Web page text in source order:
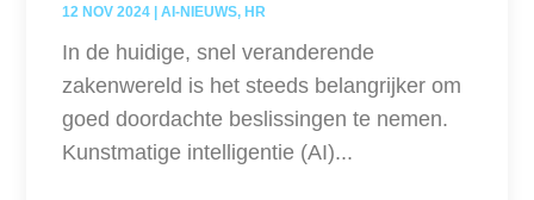
12 NOV 2024 |AI-NIEUWS,HR
In de huidige, snel veranderende
zakenwereld is het steeds belangrijker om
goed doordachte beslissingen te nemen.
Kunstmatige intelligentie (AI)...